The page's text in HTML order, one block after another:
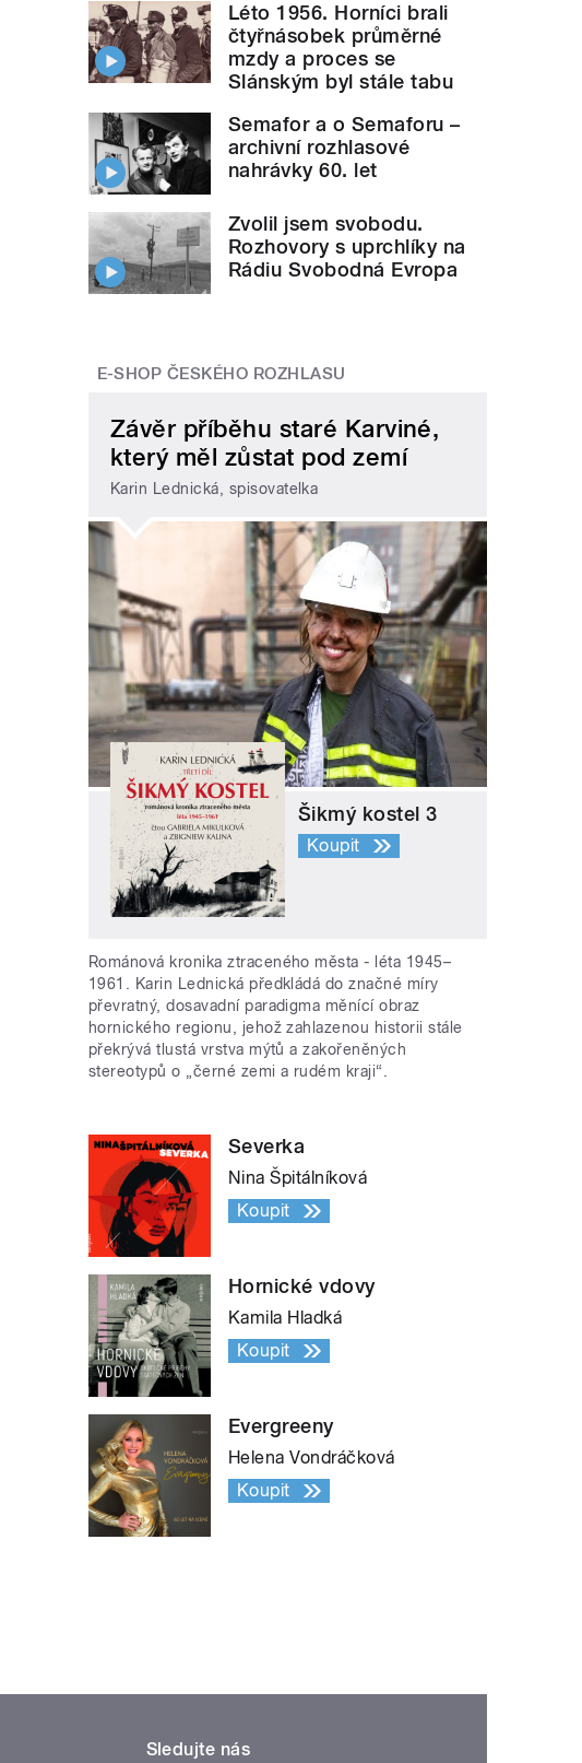
Léto 1956. Horníci brali
čtyřnásobek průměrné
mzdy a proces se
Slánským byl stále tabu
Semafor a o Semaforu –
archivní rozhlasové
nahrávky 60. let
Zvolil jsem svobodu.
Rozhovory s uprchlíky na
Rádiu Svobodná Evropa
E-SHOP ČESKÉHO ROZHLASU
Závěr příběhu staré Karviné,
který měl zůstat pod zemí
Karin Lednická, spisovatelka
Šikmý kostel 3
Koupit
Románová kronika ztraceného města - léta 1945–
1961. Karin Lednická předkládá do značné míry
převratný, dosavadní paradigma měnící obraz
hornického regionu, jehož zahlazenou historii stále
překrývá tlustá vrstva mýtů a zakořeněných
stereotypů o „černé zemi a rudém kraji“.
Severka
Nina Špitálníková
Koupit
Hornické vdovy
Kamila Hladká
Koupit
Evergreeny
Helena Vondráčková
Koupit
Sledujte nás